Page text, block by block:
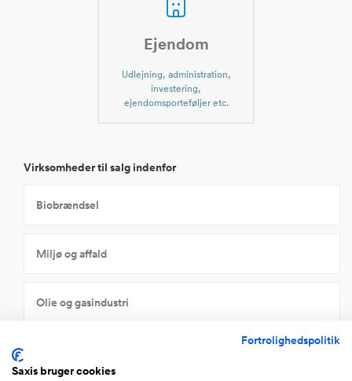
Ejendom
Udlejning, administration,
investering,
ejendomsporteføljer etc.
Virksomheder til salg indenfor
Biobrændsel
Miljø og affald
Olie og gasindustri
Fortrolighedspolitik
Saxis bruger cookies